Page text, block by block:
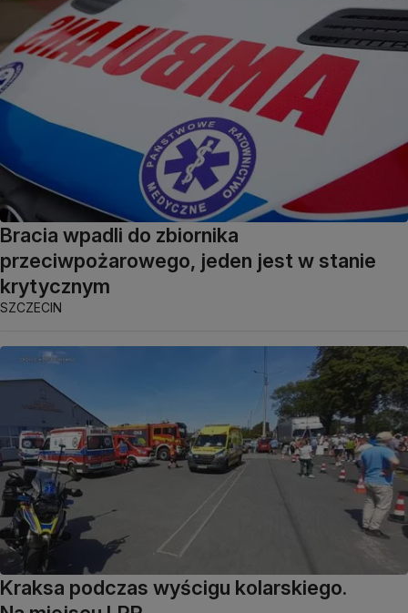
Bracia wpadli do zbiornika
przeciwpożarowego, jeden jest w stanie
krytycznym
SZCZECIN
Kraksa podczas wyścigu kolarskiego.